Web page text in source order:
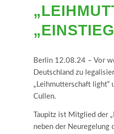
Berlin 12.08.24 – Vor
Deutschland zu
„Leihmutterschaft light“
Cullen.
Taupitz ist Mitglied der
neben der Neuregelung